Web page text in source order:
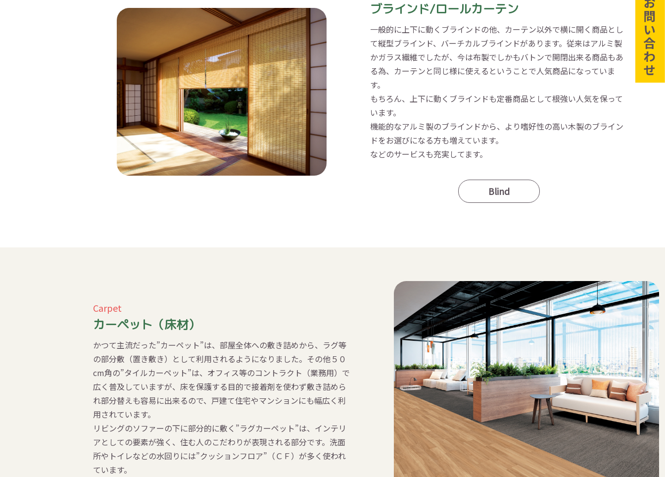
ブラインド/ロールカーテン
一般的に上下に動くブラインドの他、カーテン以外で横に開く商品とし
て縦型ブラインド、バーチカルブラインドがあります。従来はアルミ製
かガラス繊維でしたが、今は布製でしかもバトンで開閉出来る商品もあ
る為、カーテンと同じ様に使えるということで人気商品になっていま
す。
もちろん、上下に動くブラインドも定番商品として根強い人気を保って
います。
機能的なアルミ製のブラインドから、より嗜好性の高い木製のブライン
ドをお選びになる方も増えています。
などのサービスも充実してます。
Blind
Carpet
カーペット（床材）
かつて主流だった”カーペット”は、部屋全体への敷き詰めから、ラグ等
の部分敷（置き敷き）として利用されるようになりました。その他５０
cm角の”タイルカーペット”は、オフィス等のコントラクト（業務用）で
広く普及していますが、床を保護する目的で接着剤を使わず敷き詰めら
れ部分替えも容易に出来るので、戸建て住宅やマンションにも幅広く利
用されています。
リビングのソファーの下に部分的に敷く”ラグカーペット”は、インテリ
アとしての要素が強く、住む人のこだわりが表現される部分です。洗面
所やトイレなどの水回りには”クッションフロア”（ＣＦ）が多く使われ
ています。